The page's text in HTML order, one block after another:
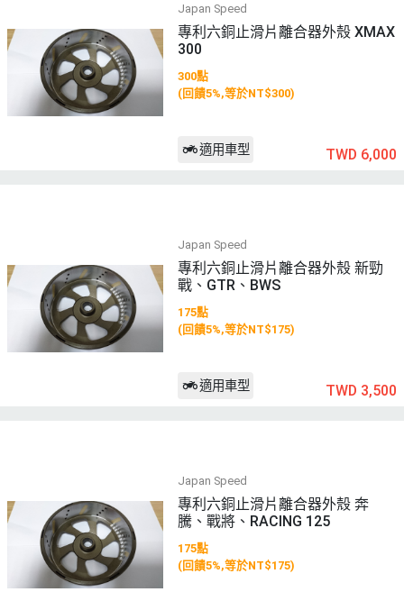
Japan Speed
專利六銅止滑片離合器外殼 XMAX
300
300點
(回饋5%,等於NT$300)
適用車型 TWD 6,000
Japan Speed
專利六銅止滑片離合器外殼 新勁
戰、GTR、BWS
175點
(回饋5%,等於NT$175)
適用車型 TWD 3,500
Japan Speed
專利六銅止滑片離合器外殼 奔
騰、戰將、RACING 125
175點
(回饋5%,等於NT$175)